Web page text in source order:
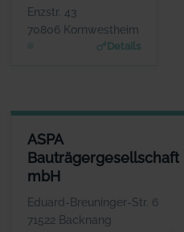
Fichtner
WEBSITE
idler.de
Enzstr. 43
70806 Kornwestheim
Details
Schmischke
WEBSITE
www.appsin.de
ASPA
Bauträgergesellschaft
mbH
Eduard-Breuninger-Str. 6
71522 Backnang
ASPA
Herr Andreas